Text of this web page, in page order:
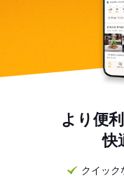
より便
快
クイック